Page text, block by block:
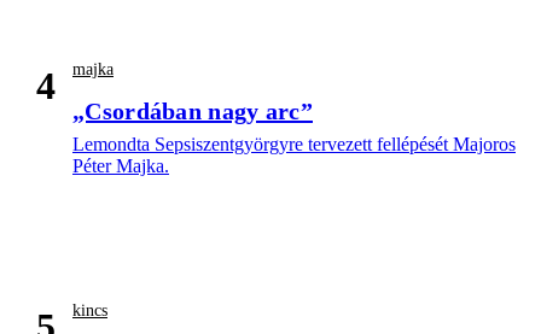
4 majka
„Csordában nagy arc”
Lemondta Sepsiszentgyörgyre tervezett fellépését Majoros
Péter Majka.
kincs